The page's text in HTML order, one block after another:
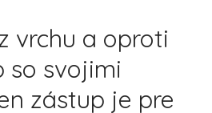
vrchu a oproti
so svojimi
zástup je pre